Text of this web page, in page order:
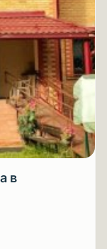
в